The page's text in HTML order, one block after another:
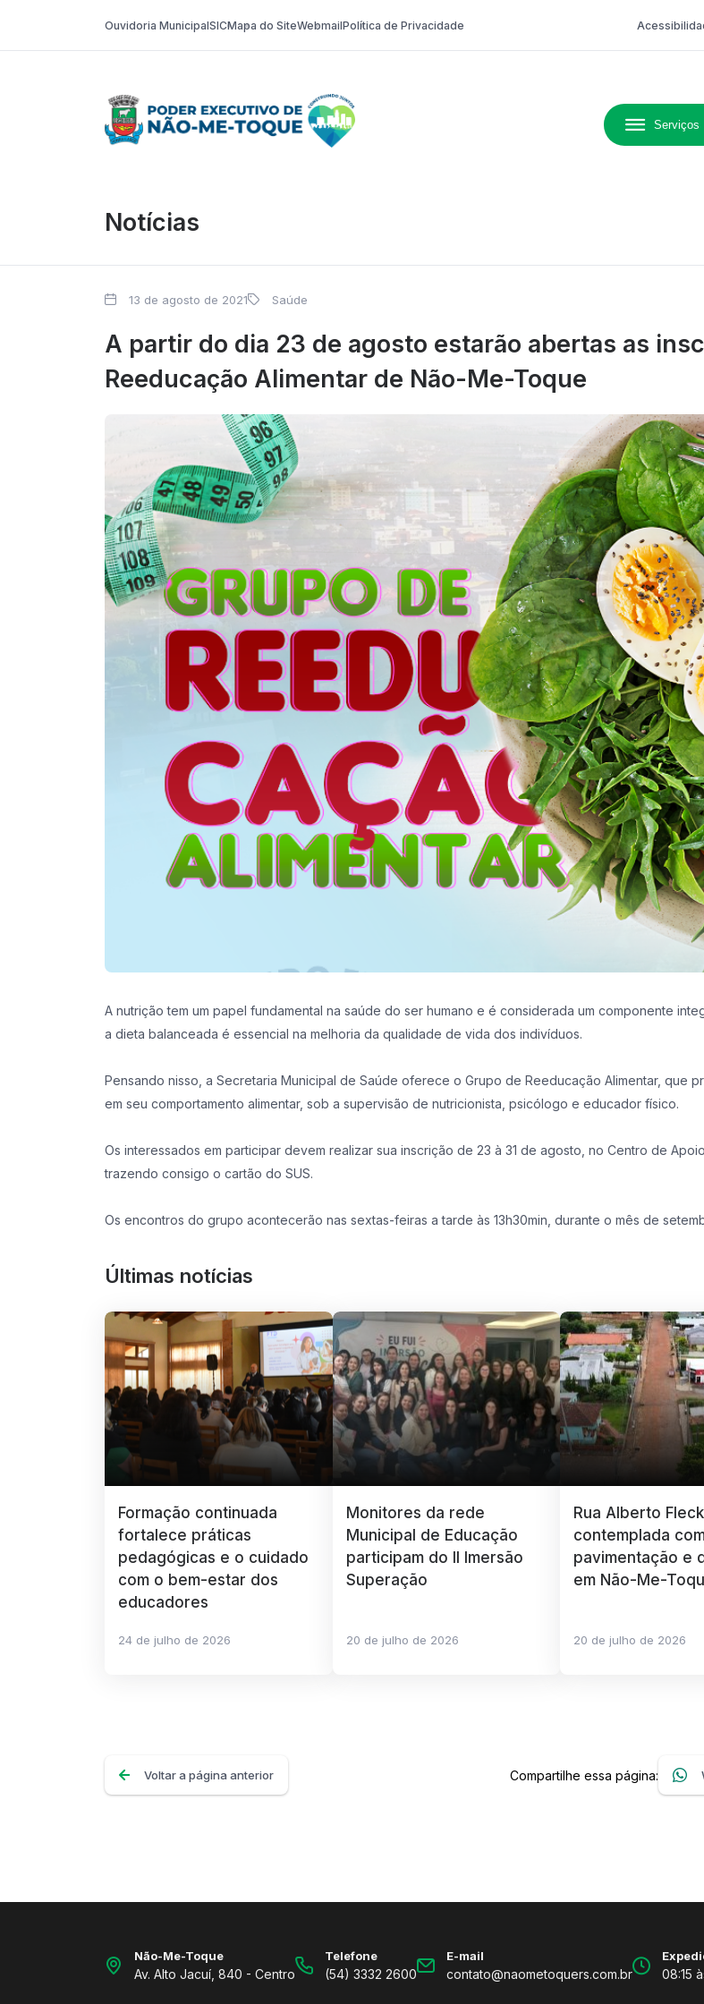
Ouvidoria MunicipalSICMapa do SiteWebmailPolítica de Privacidade
Serviços
Notícias
13 de agosto de 2021 Saúde
A partir do dia 23 de agosto estarão abertas as
Reeducação Alimentar de Não-Me-Toque
A nutrição tem um papel fundamental na saúde do ser humano e é considerada um componente
a dieta balanceada é essencial na melhoria da qualidade de vida dos indivíduos.
Pensando nisso, a Secretaria Municipal de Saúde oferece o Grupo de Reeducação Alimentar, que
em seu comportamento alimentar, sob a supervisão de nutricionista, psicólogo e educador físico.
Os interessados em participar devem realizar sua inscrição de 23 à 31 de agosto, no Centro de
trazendo consigo o cartão do SUS.
Os encontros do grupo acontecerão nas sextas-feiras a tarde às 13h30min, durante o mês de
Últimas notícias
Formação continuada
fortalece práticas
pedagógicas e o cuidado
com o bem-estar dos
educadores
24 de julho de 2026
Monitores da rede
Municipal de Educação
participam do II Imersão
Superação
20 de julho de 2026
Rua Alberto
contemplada
pavimentação e
em Não-Me-
20 de julho de 2026
Voltar a página anterior Compartilhe essa página:
Não-Me-Toque
Av. Alto Jacuí, 840 - Centro
Telefone
(54) 3332 2600
E-mail
contato@naometoquers.com.br 08:15